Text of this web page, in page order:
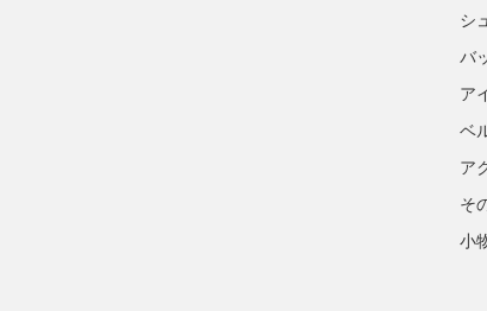
シ
バ
ア
ベ
ア
そ
小